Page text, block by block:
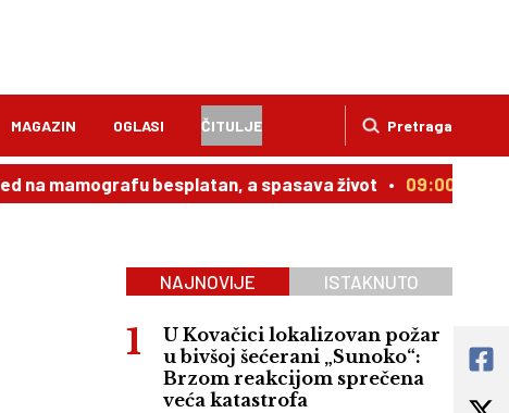
Pretraga
MAGAZIN OGLASI ČITULJE
besplatan, a spasava život 09:00 Dnevni
NAJNOVIJE ISTAKNUTO
U Kovačici lokalizovan požar
u bivšoj šećerani „Sunoko“:
Brzom reakcijom sprečena
veća katastrofa